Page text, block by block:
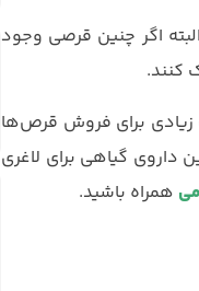
اگر چنین قرصی وجود
کنند.
زیادی برای فروش قرص‌ها
داروی گیاهی برای لاغری
همراه باشید.